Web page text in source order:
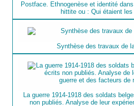
Postface. Ethnogenèse et identité
hittite ou : Qui étaient
Synthèse des travaux de
La guerre 1914-1918 des soldats
non publiés. Analyse de leur